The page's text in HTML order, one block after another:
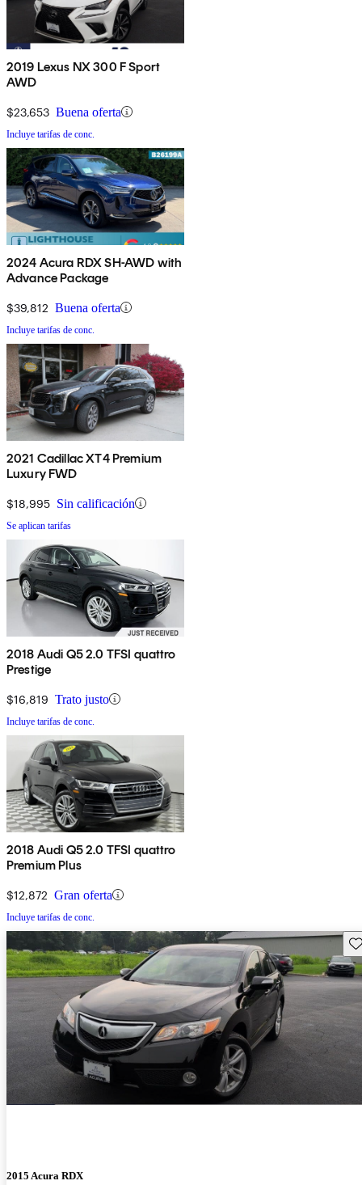
2019 Lexus NX 300 F Sport
AWD
$23,653 Buena oferta
Incluye tarifas de conc.
2024 Acura RDX SH-AWD with
Advance Package
$39,812 Buena oferta
Incluye tarifas de conc.
2021 Cadillac XT4 Premium
Luxury FWD
$18,995 Sin calificación
Se aplican tarifas
2018 Audi Q5 2.0 TFSI quattro
Prestige
$16,819 Trato justo
Incluye tarifas de conc.
2018 Audi Q5 2.0 TFSI quattro
Premium Plus
$12,872 Gran oferta
Incluye tarifas de conc.
2015 Acura RDX